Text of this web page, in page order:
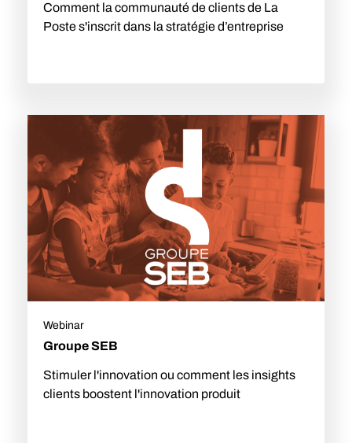
Comment la communauté de clients de La
Poste s'inscrit dans la stratégie d’entreprise
Webinar
Groupe SEB
Stimuler l'innovation ou comment les insights
clients boostent l'innovation produit